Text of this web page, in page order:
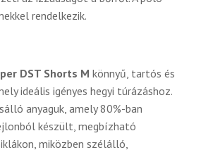
rendelkezik.
DST Shorts M könnyű, tartós és
ideális igényes hegyi túrázáshoz.
anyaguk, amely 80%-ban
készült, megbízható
miközben szélálló,